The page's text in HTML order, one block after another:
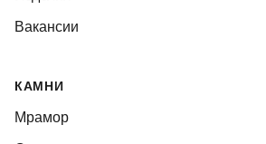
Вакансии
КАМНИ
Мрамор